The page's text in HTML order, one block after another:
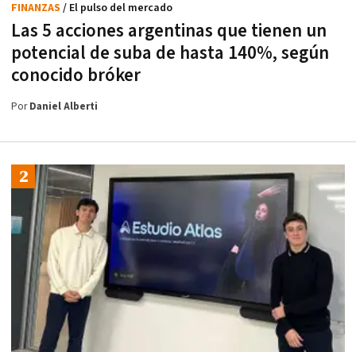
Las 5 acciones argentinas que tienen un
potencial de suba de hasta 140%, según
conocido bróker
FINANZAS / El pulso del mercado
PorDaniel Alberti